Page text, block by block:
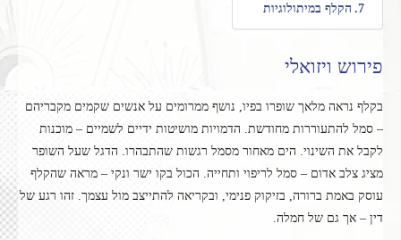
הקלף במיתולוגיות
פירוש ויזואלי
בקלף נראה מלאך שופרו בפיו, נושף ממרומים על אנשים שקמים מקבריהם
– סמל להתעוררות מחודשת. הדמויות מושיטות ידיים לשמיים – מוכנות
לקבל את השינוי. הים מאחור מסמל רגשות שהתבהרו. הדגל שעל השופר
מציג צלב אדום – סמל לריפוי ותחייה. הכול בקו ישר ונקי – מראה שהקלף
עוסק באמת ברורה, בזיקוק פנימי, ובקריאה להתייצב מול עצמך. זהו רגע של
דין – אך גם של חמלה.